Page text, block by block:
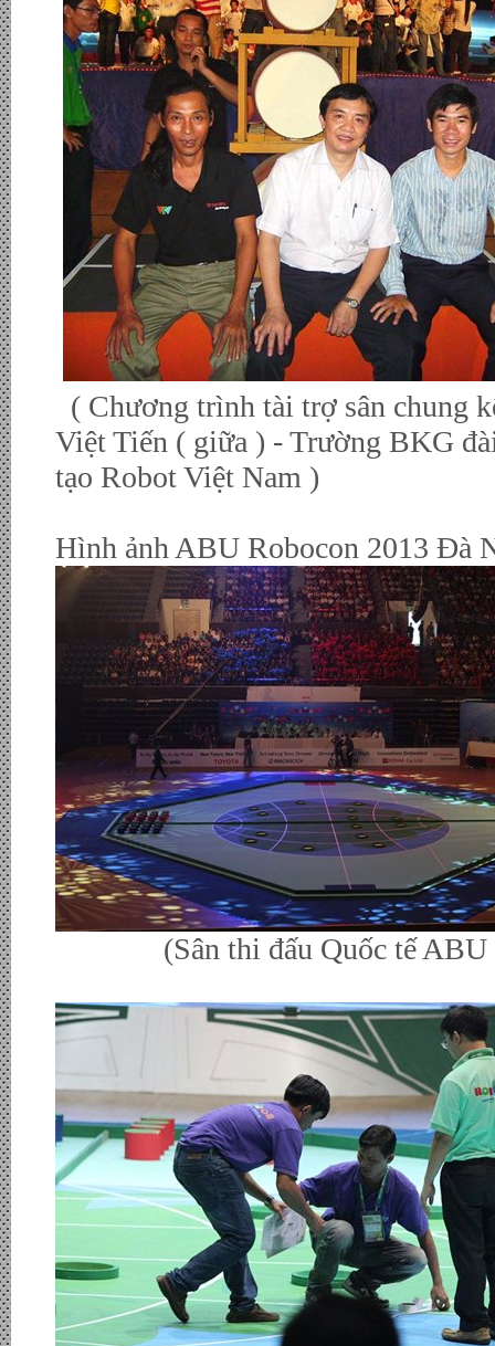
( Chương trình tài trợ sân chung
Việt Tiến ( giữa ) - Trường BKG
tạo Robot Việt Nam )
Hình ảnh ABU Robocon 2013 Đà
(Sân thi đấu Quốc tế ABU